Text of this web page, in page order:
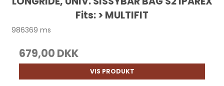
Fits: > MULTIFIT
986369 ms
679,00 DKK
VIS PRODUKT